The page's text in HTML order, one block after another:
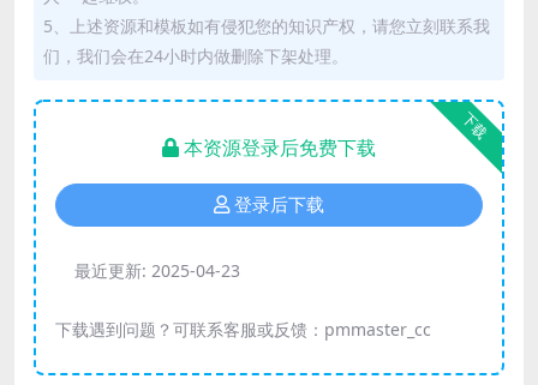
5、上述资源和模板如有侵犯您的知识产权，请您立刻联系我
们，我们会在24小时内做删除下架处理。
下载
本资源登录后免费下载
登录后下载
最近更新: 2025-04-23
下载遇到问题？可联系客服或反馈：pmmaster_cc